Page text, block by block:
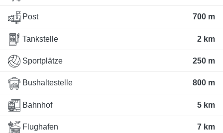
Post 700 m
Tankstelle 2 km
Sportplätze 250 m
Bushaltestelle 800 m
Bahnhof 5 km
Flughafen 7 km